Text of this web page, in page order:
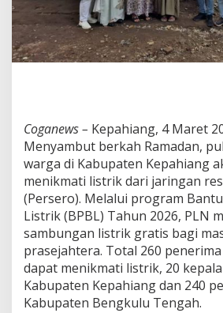
t
r
k
G
s
u
n
u
k
W
a
r
g
a
K
e
Coganews – Kepahiang, 4 Maret
Menyambut berkah Ramadan,
warga di Kabupaten Kepahiang
menikmati listrik dari jaringan
(Persero). Melalui program
Listrik (BPBL) Tahun 2026, PLN
sambungan listrik gratis bagi
prasejahtera. Total 260
dapat menikmati listrik, 20
Kabupaten Kepahiang dan 240
Kabupaten Bengkulu Tengah.